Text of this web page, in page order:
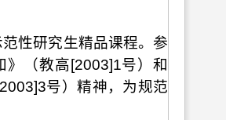
性研究生精品课程。参
》（教高 [2003]1号）和
号）精神，为规范